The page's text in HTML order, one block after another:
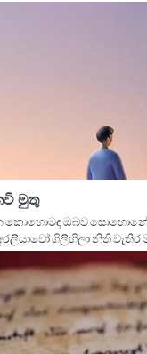
මුතු
කොහොමද ඔබව සොහොනේ
ගිලිහිලා නිති වැතිර